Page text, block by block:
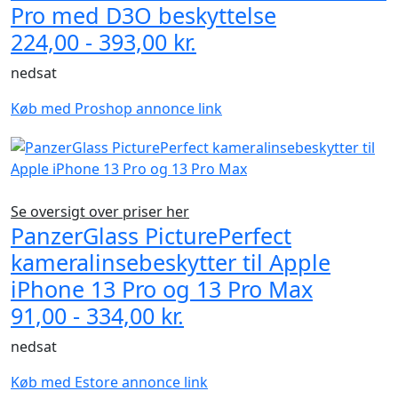
Pro med D3O beskyttelse
224,00 - 393,00 kr.
nedsat
Køb med Proshop annonce link
Se oversigt over priser her
PanzerGlass PicturePerfect
kameralinsebeskytter til Apple
iPhone 13 Pro og 13 Pro Max
91,00 - 334,00 kr.
nedsat
Køb med Estore annonce link